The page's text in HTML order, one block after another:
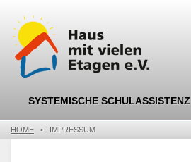
SYSTEMISCHE SCHULASSISTENZ
HOME • IMPRESSUM